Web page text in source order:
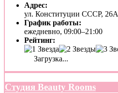
Адрес:
ул. Конституции СССР, 26А
График работы:
ежедневно, 09:00–21:00
Рейтинг:
Загрузка...
Студия Beauty Rooms